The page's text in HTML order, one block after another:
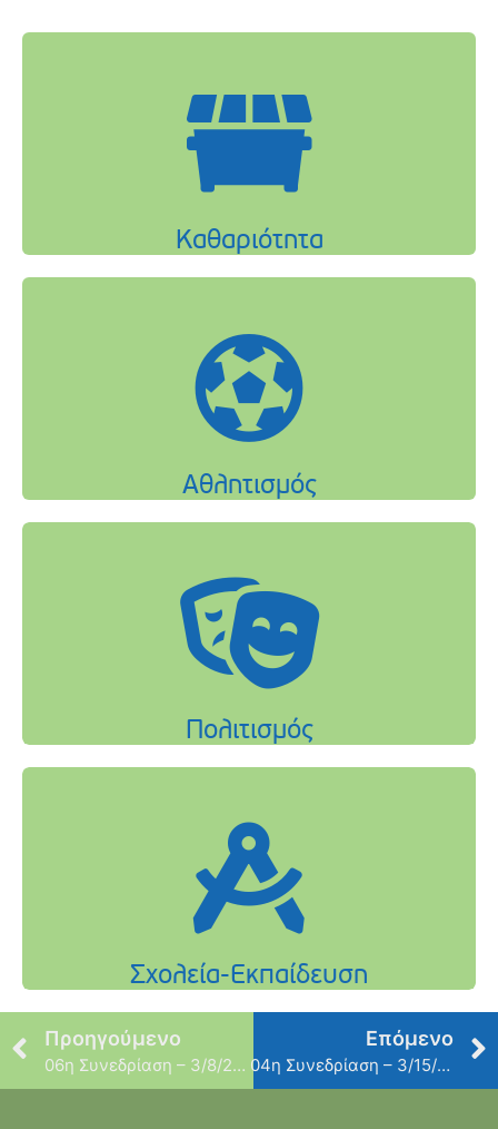
Προηγούμενο
06η Συνεδρίαση – 3/8/2012
Επόμενο
04η Συνεδρίαση – 3/15/2012